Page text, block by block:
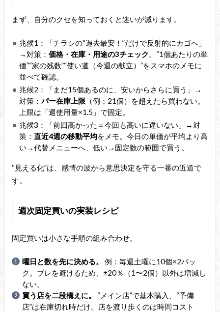
まず、自分のクセを知っておくと迷いが減ります。
兆候1：「チラシの“過去最安！”だけで反射的にカゴへ」
→対策：価格・在庫・用途の3チェック 。“1個あたりの単
価”“家の残数”“使い道（今週の献立）”をスマホのメモに
並べて確認。
兆候2：「まだ15個あるのに、安いからさらに買う」→
対策：パー在庫上限 （例：21個）を超えたら買わない。
上限は「週使用量×1.5」で固定。
兆候3：「前回高かった＝今回も高いに違いない」→対
策：直近4週の移動平均をメモ。今日の単価が平均より高
い→代替メニューへ、低い→固定数の範囲で買う。
“見える化”は、感情の波から意思決定を守る一番の近道で
す。
週次固定買いの実装レシピ
固定買いは小さな手順の組み合わせ。
曜日と数を先に決める。
例：毎週土曜に10個×2パッ
ク。ブレを避けるため、±20％（1〜2個）以外は増減し
ない。
買う店を二段構えに。
“メイン店”で基本購入、“予備
店”は在庫切れ時だけ。店を渡り歩くのは時間コスト